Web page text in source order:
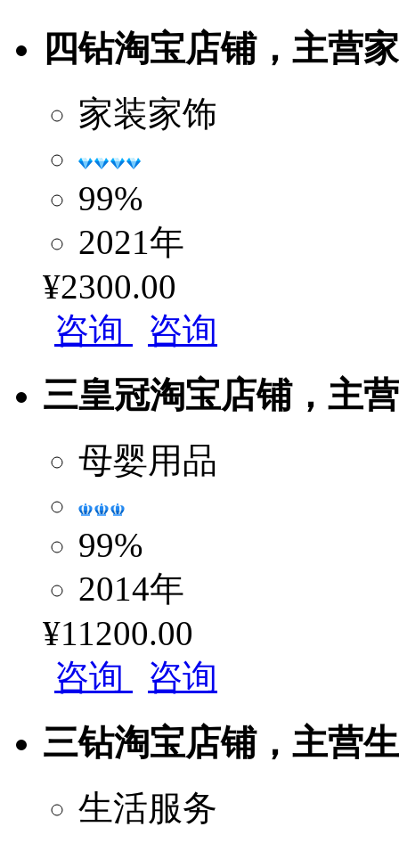
四钻淘宝店铺，主营
家装家饰
99%
2021年
¥2300.00
咨询
咨询
三皇冠淘宝店铺，主
母婴用品
99%
2014年
¥11200.00
咨询
咨询
三钻淘宝店铺，主营
生活服务